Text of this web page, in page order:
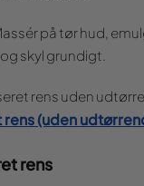
på tør hud,
skyl grundigt.
rens uden
(uden
rens